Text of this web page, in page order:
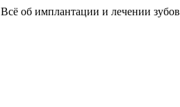
Всё об имплантации и лечении зубов